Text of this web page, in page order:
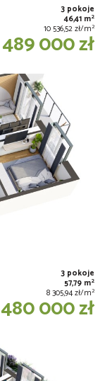
3 pokoje
46,41 m2
10 536,52 zł/m2
489 000 zł
3 pokoje
57,79 m2
8 305,94 zł/m2
480 000 zł